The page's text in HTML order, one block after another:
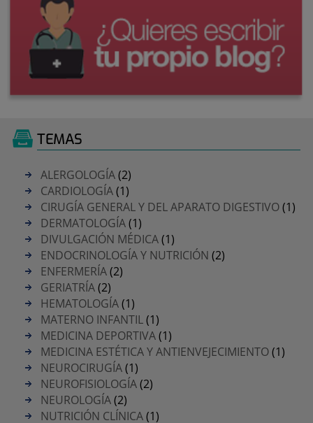
TEMAS
ALERGOLOGÍA(2)
CARDIOLOGÍA(1)
CIRUGÍA GENERAL Y DEL APARATO DIGESTIVO(1)
DERMATOLOGÍA(1)
DIVULGACIÓN MÉDICA(1)
ENDOCRINOLOGÍA Y NUTRICIÓN (2)
ENFERMERÍA(2)
GERIATRÍA(2)
HEMATOLOGÍA(1)
MATERNO INFANTIL(1)
MEDICINA DEPORTIVA(1)
MEDICINA ESTÉTICA Y ANTIENVEJECIMIENTO(1)
NEUROCIRUGÍA(1)
NEUROFISIOLOGÍA(2)
NEUROLOGÍA(2)
NUTRICIÓN CLÍNICA(1)